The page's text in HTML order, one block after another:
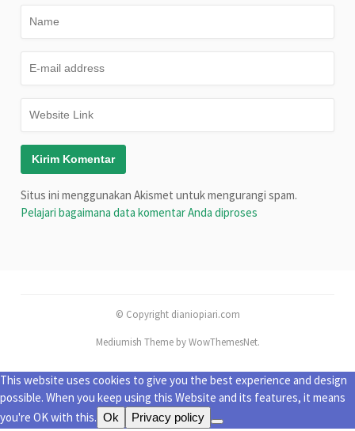
Situs ini menggunakan Akismet untuk mengurangi spam.
Pelajari bagaimana data komentar Anda diproses
© Copyright dianiopiari.com
Mediumish Theme by WowThemesNet.
This website uses cookies to give you the best experience and design
possible. When you keep using this Website and its features, it means
you're OK with this. Ok Privacy policy